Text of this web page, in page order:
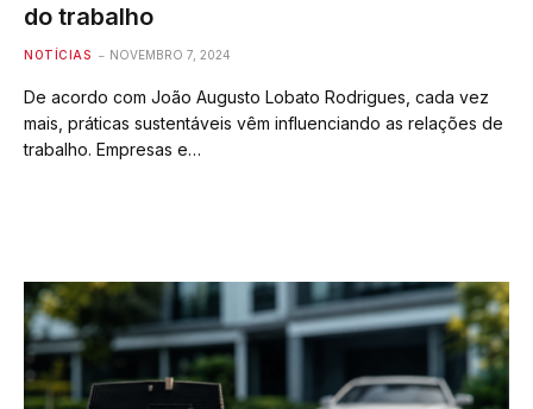
do trabalho
NOTÍCIAS NOVEMBRO 7, 2024
De acordo com João Augusto Lobato Rodrigues, cada vez
mais, práticas sustentáveis vêm influenciando as relações de
trabalho. Empresas e…